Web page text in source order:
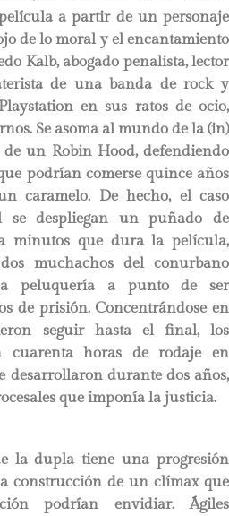
a partir de un personaje
de lo moral y el encantamiento
Kalb, abogado penalista, lector
de una banda de rock y
en sus ratos de ocio,
Se asoma al mundo de la (in)
un Robin Hood, defendiendo
podrían comerse quince años
caramelo. De hecho, el caso
se despliegan un puñado de
minutos que dura la película,
muchachos del conurbano
peluquería a punto de ser
de prisión. Concentrándose en
seguir hasta el final, los
cuarenta horas de rodaje en
desarrollaron durante dos años,
que imponía la justicia.
la dupla tiene una progresión
construcción de un clímax que
podrían envidiar. Ágiles